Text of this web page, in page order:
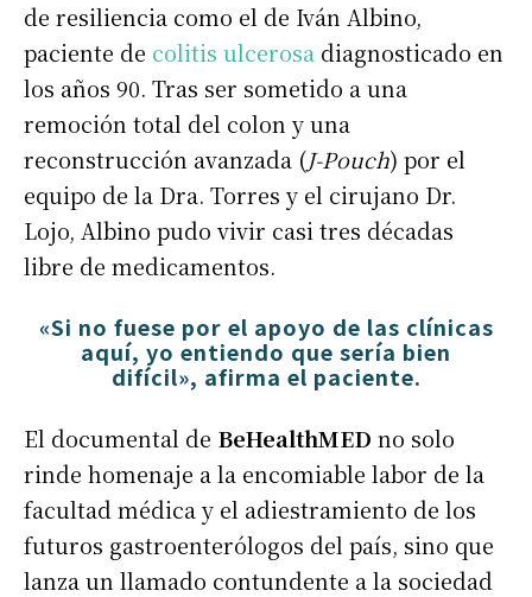
de resiliencia como el de Iván Albino,
paciente de colitis ulcerosa diagnosticado en
los años 90. Tras ser sometido a una
remoción total del colon y una
reconstrucción avanzada (J-Pouch) por el
equipo de la Dra. Torres y el cirujano Dr.
Lojo, Albino pudo vivir casi tres décadas
libre de medicamentos.
«Si no fuese por el apoyo de las clínicas
aquí, yo entiendo que sería bien
difícil», afirma el paciente.
El documental de BeHealthMED no solo
rinde homenaje a la encomiable labor de la
facultad médica y el adiestramiento de los
futuros gastroenterólogos del país, sino que
lanza un llamado contundente a la sociedad